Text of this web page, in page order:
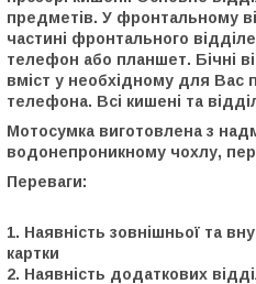
предметів. У фронтальному
частині фронтального
телефон або планшет. Бічні
вміст у необхідному для Вас
телефона. Всі кишені та
Мотосумка виготовлена з
водонепроникному чохлу,
Переваги:
1. Наявність зовнішньої та
картки
2. Наявність додаткових